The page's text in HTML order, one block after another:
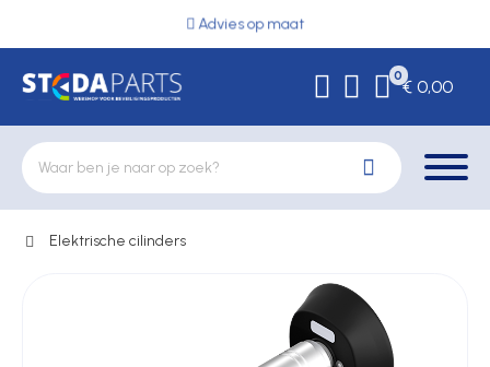
Advies op maat
0
€ 0,00
Deurbeslag
Elektrische cilinders